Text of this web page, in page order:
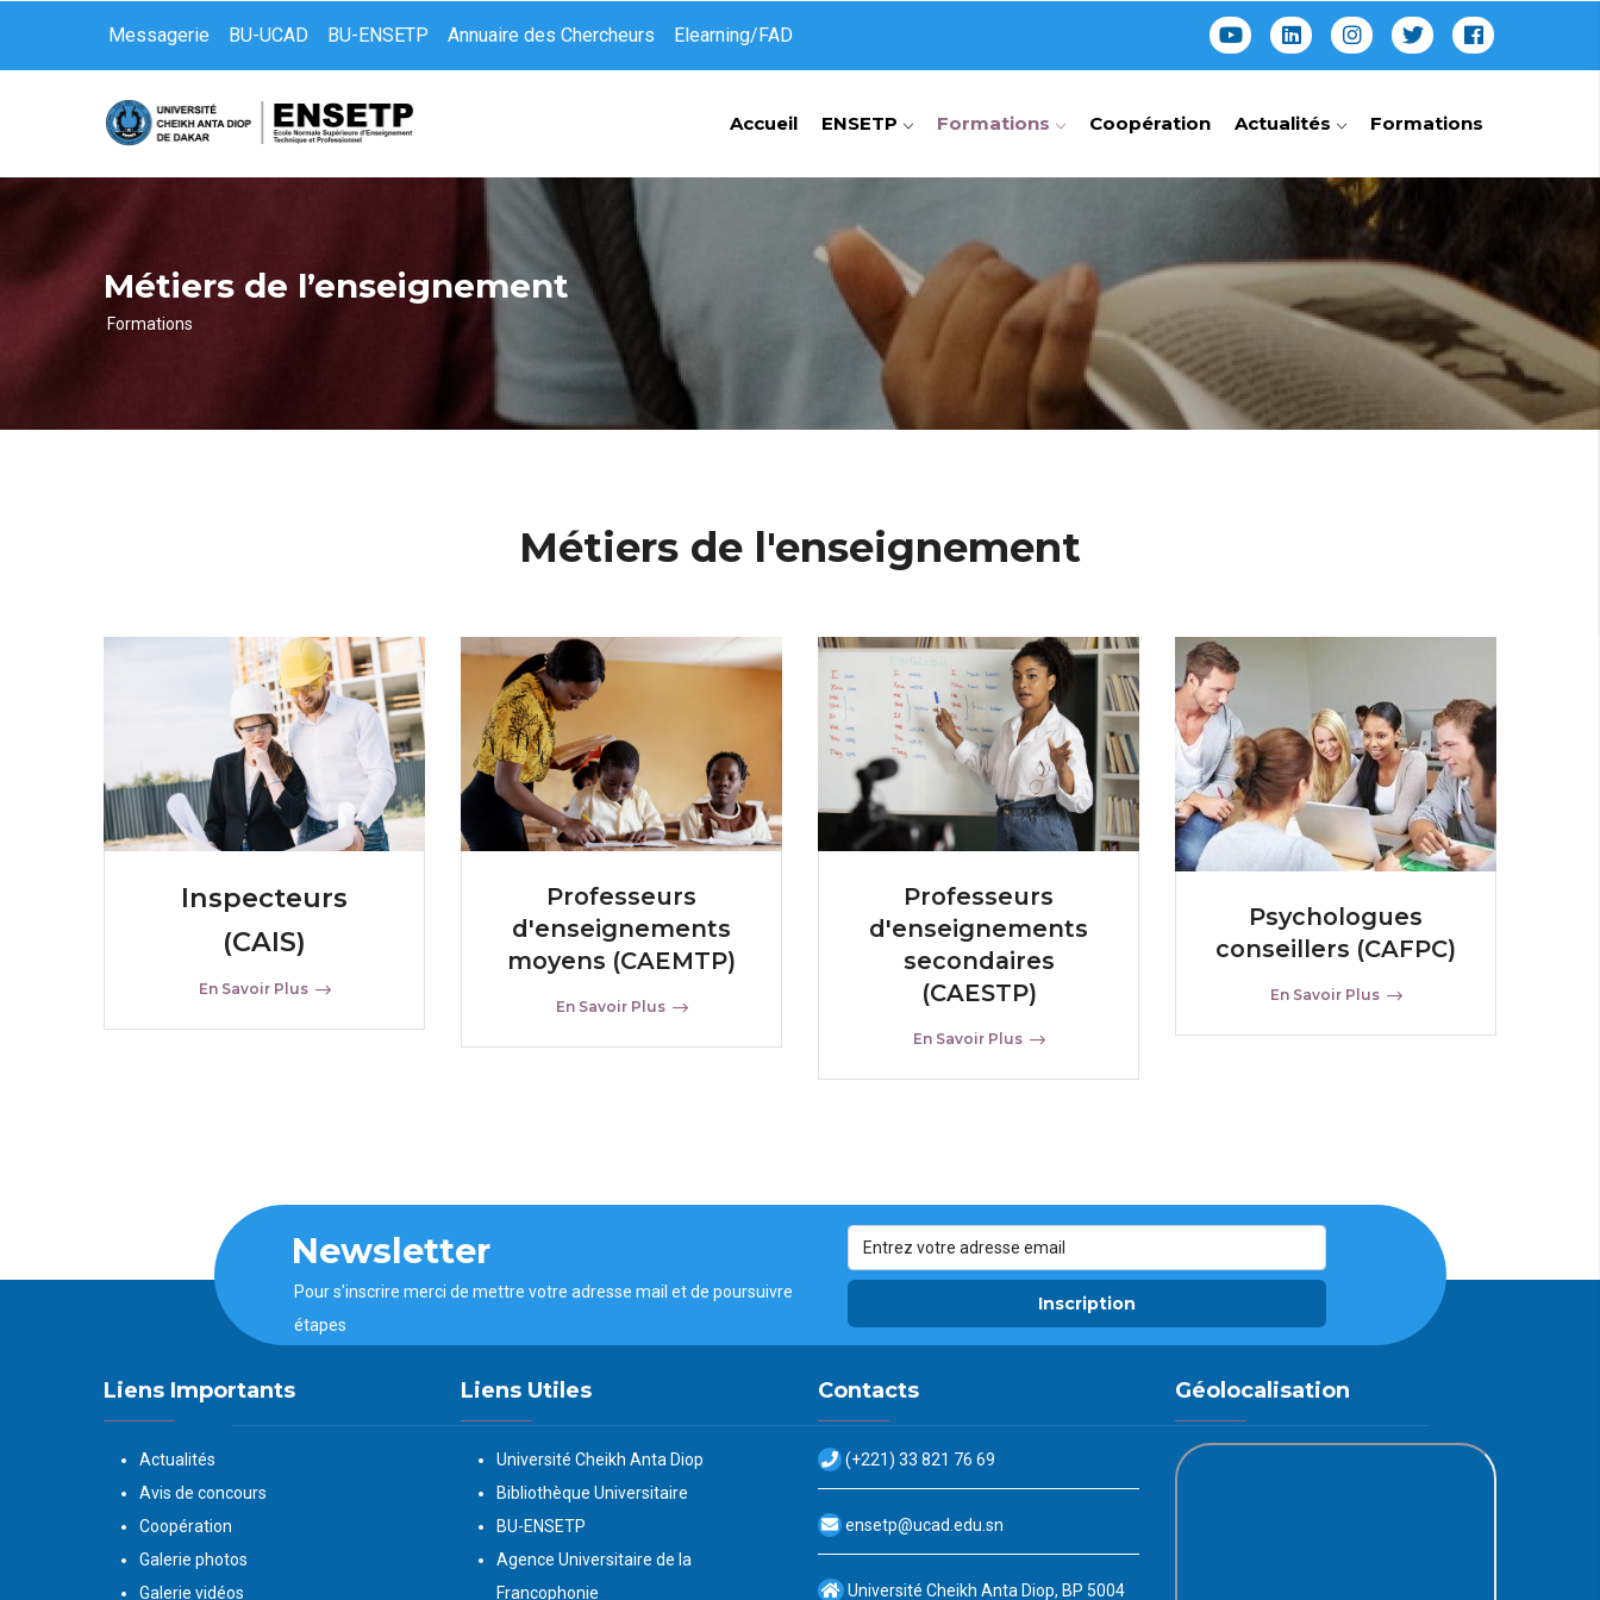
Messagerie BU-UCAD BU-ENSETP Annuaire des Chercheurs Elearning/FAD
Accueil ENSETP Formations Coopération Actualités Formations
Métiers de l’enseignement
Formations
Métiers de l'enseignement
Inspecteurs
(CAIS)
En Savoir Plus
Professeurs
d'enseignements
moyens (CAEMTP)
En Savoir Plus
Professeurs
d'enseignements
secondaires
(CAESTP)
En Savoir Plus
Psychologues
conseillers (CAFPC)
En Savoir Plus
Newsletter
Pour s'inscrire merci de mettre votre adresse mail et de poursuivre
étapes
Inscription
Liens Importants
Actualités
Avis de concours
Coopération
Galerie photos
Galerie vidéos
Liens Utiles
Université Cheikh Anta Diop
Bibliothèque Universitaire
BU-ENSETP
Agence Universitaire de la
Francophonie
Contacts
(+221) 33 821 76 69
ensetp@ucad.edu.sn
Université Cheikh Anta Diop, BP 5004
Géolocalisation